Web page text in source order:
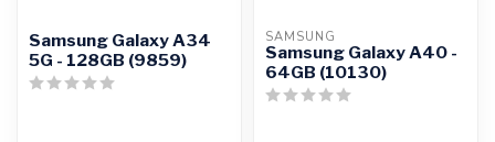
Samsung Galaxy A34
5G - 128GB (9859)
SAMSUNG
Samsung Galaxy A40 -
64GB (10130)